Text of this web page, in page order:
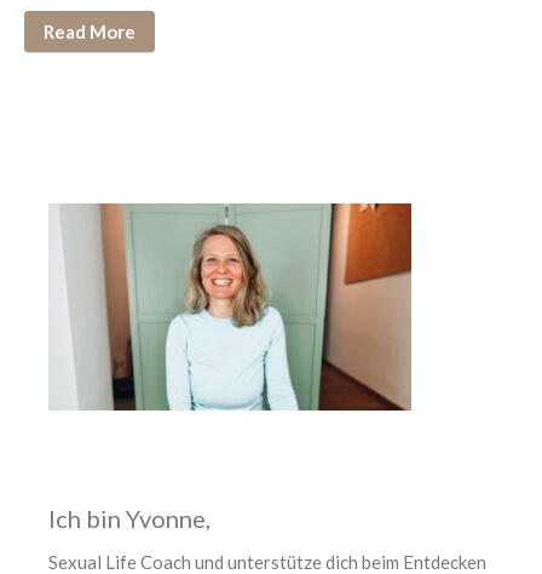
Juni 2026
Mai 2026
April 2026
März 2026
Februar 2026
Januar 2026
September 2025
Read More
Ich bin Yvonne,
Sexual Life Coach und unterstütze dich beim Entdecken